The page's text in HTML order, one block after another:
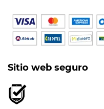
Sitio web seguro